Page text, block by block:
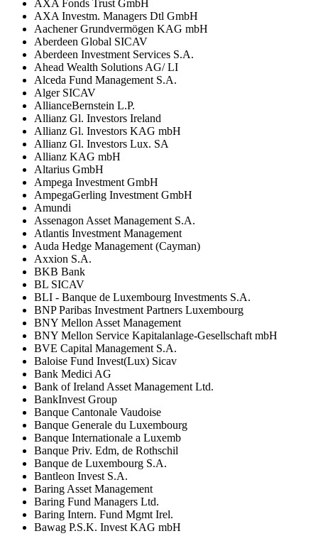
AXA Fonds Trust GmbH
AXA Investm. Managers Dtl GmbH
Aachener Grundvermögen KAG mbH
Aberdeen Global SICAV
Aberdeen Investment Services S.A.
Ahead Wealth Solutions AG/ LI
Alceda Fund Management S.A.
Alger SICAV
AllianceBernstein L.P.
Allianz Gl. Investors Ireland
Allianz Gl. Investors KAG mbH
Allianz Gl. Investors Lux. SA
Allianz KAG mbH
Altarius GmbH
Ampega Investment GmbH
AmpegaGerling Investment GmbH
Amundi
Assenagon Asset Management S.A.
Atlantis Investment Management
Auda Hedge Management (Cayman)
Axxion S.A.
BKB Bank
BL SICAV
BLI - Banque de Luxembourg Investments S.A.
BNP Paribas Investment Partners Luxembourg
BNY Mellon Asset Management
BNY Mellon Service Kapitalanlage-Gesellschaft mbH
BVE Capital Management S.A.
Baloise Fund Invest(Lux) Sicav
Bank Medici AG
Bank of Ireland Asset Management Ltd.
BankInvest Group
Banque Cantonale Vaudoise
Banque Generale du Luxembourg
Banque Internationale a Luxemb
Banque Priv. Edm, de Rothschil
Banque de Luxembourg S.A.
Bantleon Invest S.A.
Baring Asset Management
Baring Fund Managers Ltd.
Baring Intern. Fund Mgmt Irel.
Bawag P.S.K. Invest KAG mbH